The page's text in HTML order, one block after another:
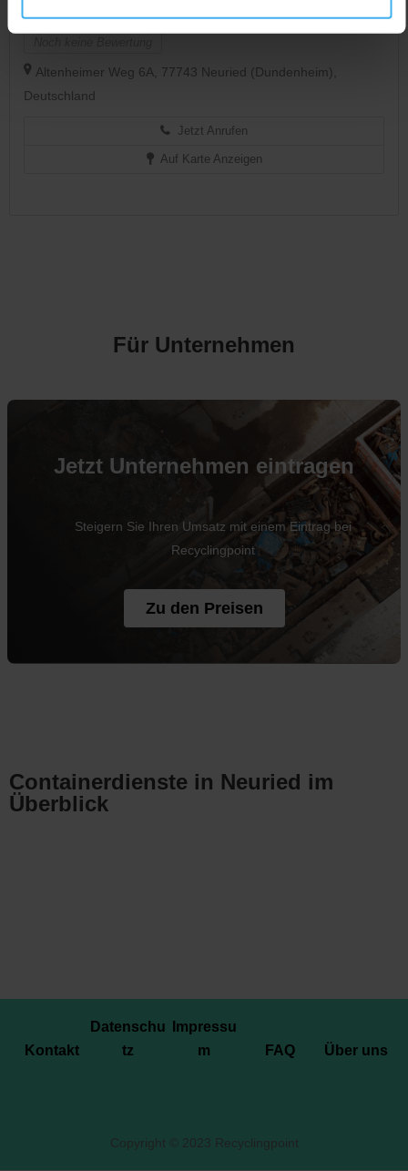
FIX Container Service GmbH
Altenheimer Weg 6A, 77743 Neuried (Dundenheim),
Deutschland
Jetzt Anrufen
Auf Karte Anzeigen
Für Unternehmen
Jetzt Unternehmen eintragen
Steigern Sie Ihren Umsatz mit einem Eintrag bei
Recyclingpoint
Zu den Preisen
Containerdienste in Neuried im
Überblick
Kontakt
Datenschu
tz
Impressu
m
FAQ Über uns
Copyright © 2023 Recyclingpoint